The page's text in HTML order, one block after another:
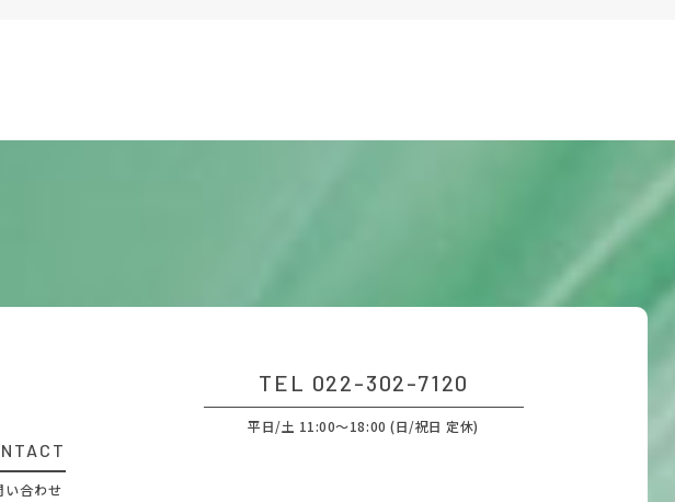
い合わせ
TEL 022-302-7120
平日/土 11:00～18:00 (日/祝日 定休)